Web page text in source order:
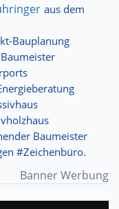
aus dem
Bauplanung
Baumeister
#Zeichenbüro.
Banner Werbung